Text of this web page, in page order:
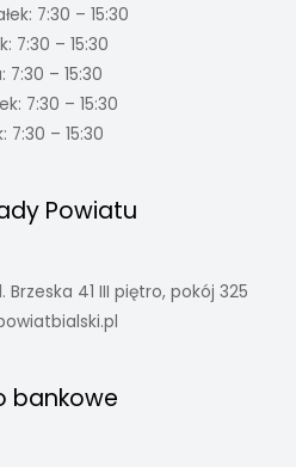
7:30 – 15:30
7:30 – 15:30
7:30 – 15:30
7:30 – 15:30
7:30 – 15:30
Powiatu
Brzeska 41 III piętro, pokój 325
bankowe